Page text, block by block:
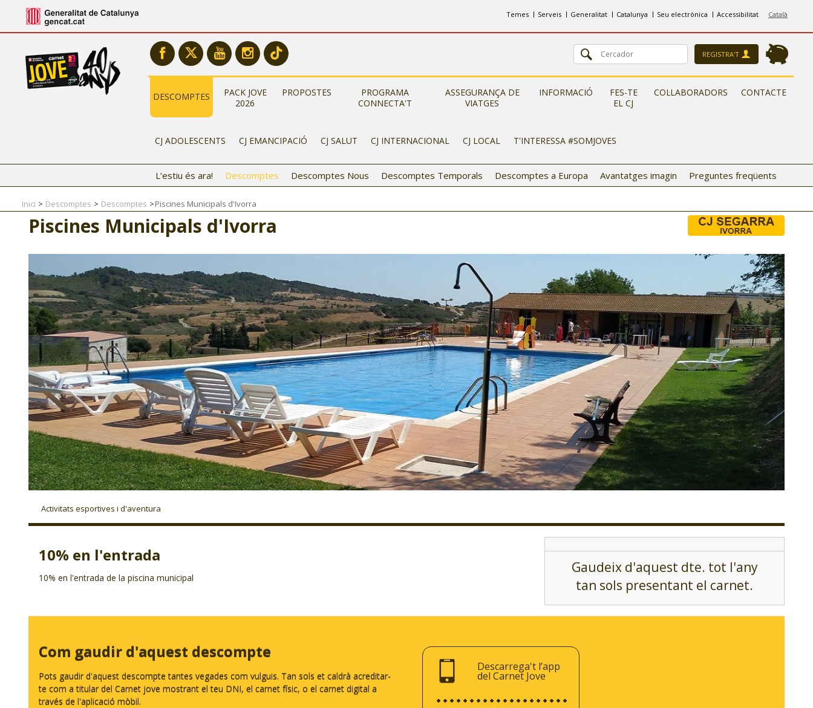
Català
Temes Serveis Generalitat Catalunya Seu electrònica Accessibilitat
REGISTRA'T
DESCOMPTES
PACK JOVE
2026
PROPOSTES
PROGRAMA
CONNECTA'T
ASSEGURANÇA DE
VIATGES
INFORMACIÓ
FES-TE
EL CJ
COL·LABORADORS CONTACTE
CJ ADOLESCENTS CJ EMANCIPACIÓ CJ SALUT CJ INTERNACIONAL CJ LOCAL T'INTERESSA #SOMJOVES
L’estiu és ara! Descomptes Descomptes Nous Descomptes Temporals Descomptes a Europa Avantatges imagin Preguntes freqüents
Inici Descomptes Descomptes Piscines Municipals d'Ivorra
Piscines Municipals d'Ivorra
Activitats esportives i d'aventura
10% en l'entrada
10% en l'entrada de la piscina municipal
Gaudeix d'aquest dte. tot l'any
tan sols presentant el carnet.
Com gaudir d'aquest descompte
Pots gaudir d'aquest descompte tantes vegades com vulguis. Tan sols et caldrà acreditar-
te com a titular del Carnet jove mostrant el teu DNI, el carnet físic, o el carnet digital a
través de l'aplicació mòbil.
Descarrega't l’app
del Carnet Jove